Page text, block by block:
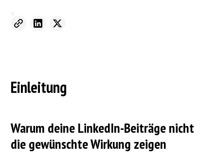
Einleitung
Warum deine LinkedIn-Beiträge nicht
die gewünschte Wirkung zeigen